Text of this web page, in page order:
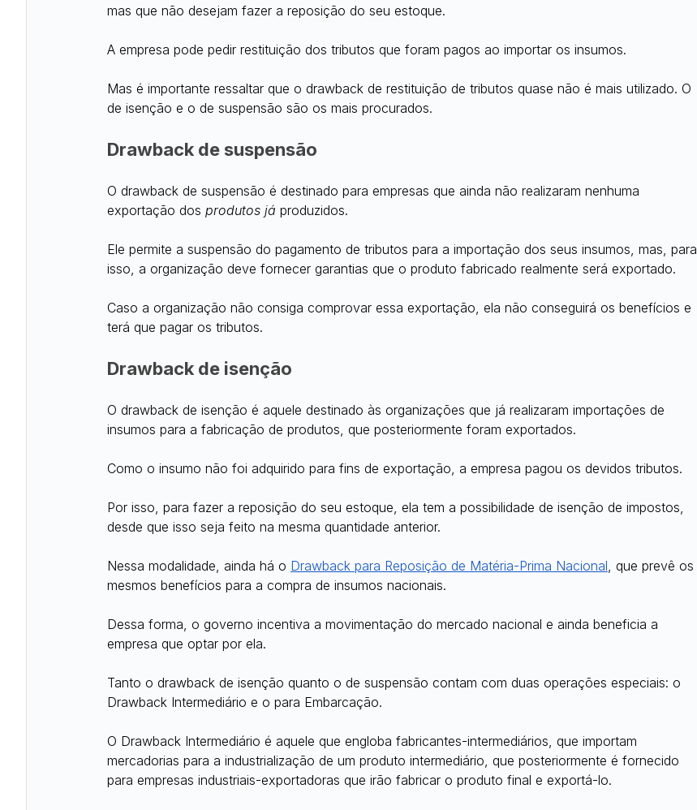
mas que não desejam fazer a reposição do seu estoque.
A empresa pode pedir restituição dos tributos que foram pagos ao importar os insumos.
Mas é importante ressaltar que o drawback de restituição de tributos quase não é mais utilizado. O
de isenção e o de suspensão são os mais procurados.
Drawback de suspensão
O drawback de suspensão é destinado para empresas que ainda não realizaram nenhuma
exportação dos produtos já produzidos.
Ele permite a suspensão do pagamento de tributos para a importação dos seus insumos, mas, para
isso, a organização deve fornecer garantias que o produto fabricado realmente será exportado.
Caso a organização não consiga comprovar essa exportação, ela não conseguirá os benefícios e
terá que pagar os tributos.
Drawback de isenção
O drawback de isenção é aquele destinado às organizações que já realizaram importações de
insumos para a fabricação de produtos, que posteriormente foram exportados.
Como o insumo não foi adquirido para fins de exportação, a empresa pagou os devidos tributos.
Por isso, para fazer a reposição do seu estoque, ela tem a possibilidade de isenção de impostos,
desde que isso seja feito na mesma quantidade anterior.
Nessa modalidade, ainda há o Drawback para Reposição de Matéria-Prima Nacional , que prevê os
mesmos benefícios para a compra de insumos nacionais.
Dessa forma, o governo incentiva a movimentação do mercado nacional e ainda beneficia a
empresa que optar por ela.
Tanto o drawback de isenção quanto o de suspensão contam com duas operações especiais: o
Drawback Intermediário e o para Embarcação.
O Drawback Intermediário é aquele que engloba fabricantes-intermediários, que importam
mercadorias para a industrialização de um produto intermediário, que posteriormente é fornecido
para empresas industriais-exportadoras que irão fabricar o produto final e exportá-lo.